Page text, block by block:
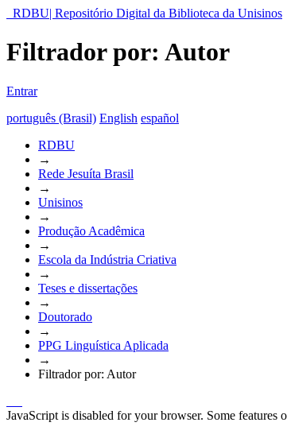
RDBU| Repositório Digital da Biblioteca da Unisinos
Filtrador por: Autor
Entrar
português (Brasil) English español
RDBU
→
Rede Jesuíta Brasil
→
Unisinos
→
Produção Acadêmica
→
Escola da Indústria Criativa
→
Teses e dissertações
→
Doutorado
→
PPG Linguística Aplicada
→
Filtrador por: Autor
JavaScript is disabled for your browser. Some